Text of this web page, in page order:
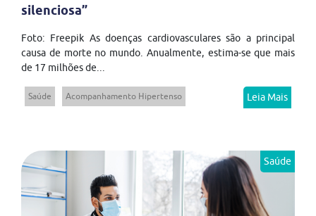
silenciosa”
Foto: Freepik As doenças cardiovasculares são a principal
causa de morte no mundo. Anualmente, estima-se que mais
de 17 milhões de...
Saúde Acompanhamento Hipertenso Leia Mais
Saúde